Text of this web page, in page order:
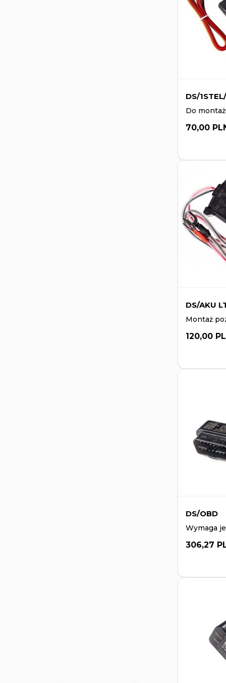
DS/
Do
70,00
DS/AKU
Montaż
120,00
DS/OBD
Wymaga
306,27